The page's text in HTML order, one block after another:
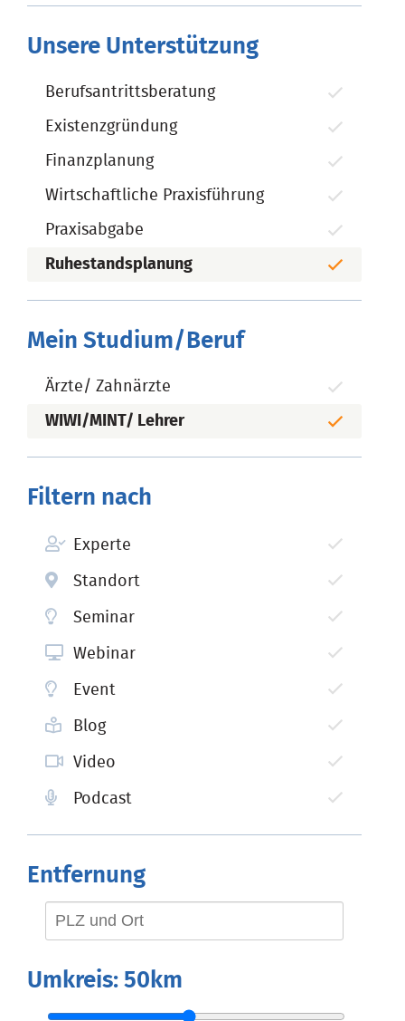
Unsere Unterstützung
Berufsantrittsberatung
Existenzgründung
Finanzplanung
Wirtschaftliche Praxisführung
Praxisabgabe
Ruhestandsplanung
Mein Studium/Beruf
Ärzte/ Zahnärzte
WIWI/MINT/ Lehrer
Filtern nach
Experte
Standort
Seminar
Webinar
Event
Blog
Video
Podcast
Entfernung
Umkreis: 50km